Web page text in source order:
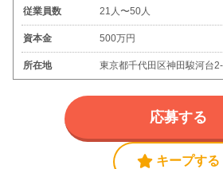
従業員数 21人〜50人
資本金 500万円
所在地 東京都千代田区神田駿河台
キープする
応募する